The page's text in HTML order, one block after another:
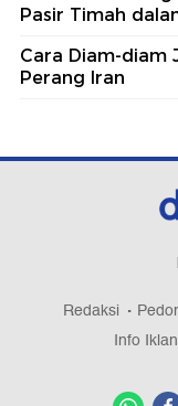
Pasir Timah
Cara Diam-diam
Perang Iran
Redaksi
Info Iklan